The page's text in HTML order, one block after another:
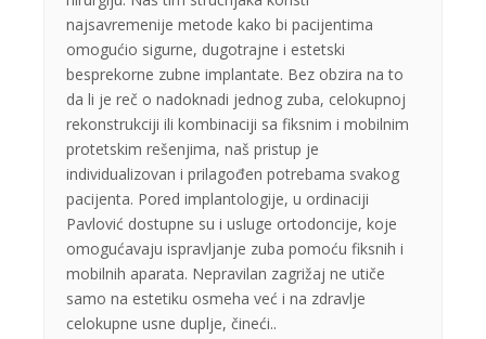
najsavremenije metode kako bi pacijentima
omogućio sigurne, dugotrajne i estetski
besprekorne zubne implantate. Bez obzira na to
da li je reč o nadoknadi jednog zuba, celokupnoj
rekonstrukciji ili kombinaciji sa fiksnim i mobilnim
protetskim rešenjima, naš pristup je
individualizovan i prilagođen potrebama svakog
pacijenta. Pored implantologije, u ordinaciji
Pavlović dostupne su i usluge ortodoncije, koje
omogućavaju ispravljanje zuba pomoću fiksnih i
mobilnih aparata. Nepravilan zagrižaj ne utiče
samo na estetiku osmeha već i na zdravlje
celokupne usne duplje, čineći..